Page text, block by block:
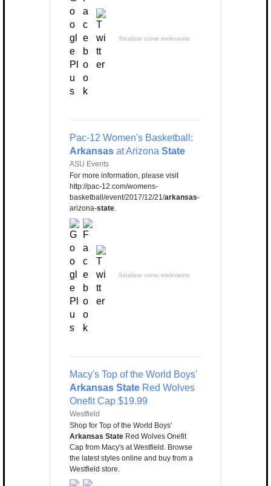
Sinalizar como irrelevante
Pac-12 Women's Basketball:
Arkansas at Arizona State
ASU Events
For more information, please visit
http://pac-12.com/womens-
basketball/event/2017/12/21/arkansas-
arizona-state.
Sinalizar como irrelevante
Macy's Top of the World Boys'
Arkansas State Red Wolves
Onefit Cap $19.99
Westfield
Shop for Top of the World Boys'
Arkansas State Red Wolves Onefit
Cap from Macy's at Westfield. Browse
the latest styles online and buy from a
Westfield store.